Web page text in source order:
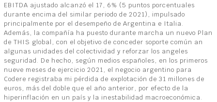
EBITDA ajustado alcanzó el 17, 6% (5 puntos porcentuales
durante encima del similar periodo de 2021), impulsado
principalmente por el desempeño de Argentina e Italia.
Además, la compañía ha puesto durante marcha un nuevo Plan
de THIS global, con el objetivo de conceder soporte común an
algunas unidades del colectividad y reforzar los angeles
seguridad. De hecho, según medios españoles, en los primeros
nueve meses de ejercicio 2021, el negocio argentino para
Codere registraba mi pérdida de explotación de 31 millones de
euros, más del doble que el año anterior, por efecto de la
hiperinflación en un país y la inestabilidad macroeconómica.